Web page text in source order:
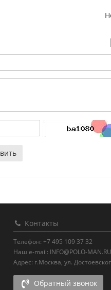
Контакты
Телефон: +7 495 109 37 32
Наш e-mail: INFO@POLO-MAN.RU
Адрес: г.Москва, ул.
Обратный звонок